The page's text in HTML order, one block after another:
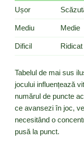
Ușor
Mediu Medie
Dificil Ridicat
Tabelul de mai sus
jocului influențează
numărul de puncte
ce avansezi în joc,
necesitând o
pusă la punct.